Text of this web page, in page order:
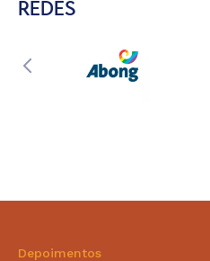
REDES
Depoimentos